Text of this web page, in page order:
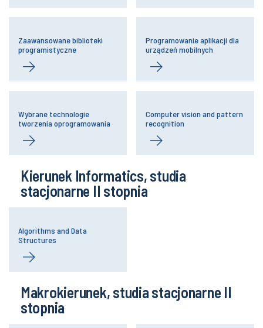
Zaawansowane biblioteki
programistyczne
Programowanie aplikacji dla
urządzeń mobilnych
Wybrane technologie
tworzenia oprogramowania
Computer vision and pattern
recognition
Kierunek Informatics, studia
stacjonarne II stopnia
Algorithms and Data
Structures
Makrokierunek, studia stacjonarne II
stopnia